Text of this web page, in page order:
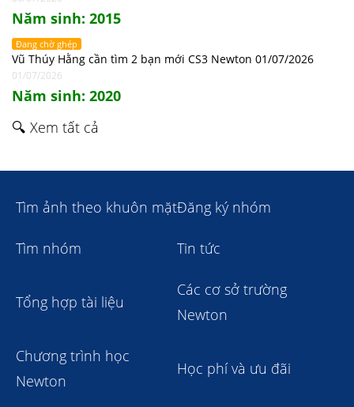
Năm sinh: 2015
Đang chờ ghép
Vũ Thúy Hằng cần tìm 2 bạn mới CS3 Newton 01/07/2026
01/07/2026
Năm sinh: 2020
🔍 Xem tất cả
Tìm ảnh theo khuôn mặtĐăng ký nhóm
Tìm nhóm Tin tức
Tổng hợp tài liệu
Các cơ sở trường
Newton
Chương trình học
Newton
Học phí và ưu đãi